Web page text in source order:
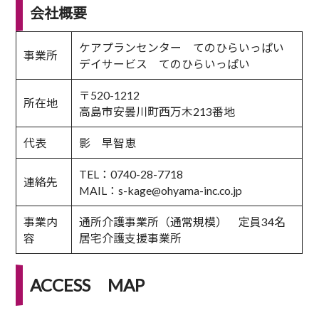
会社概要
事業所
ケアプランセンター てのひらいっぱい
デイサービス てのひらいっぱい
所在地
〒520-1212
高島市安曇川町西万木213番地
代表 影 早智恵
連絡先
TEL：0740-28-7718
MAIL：s-kage@ohyama-inc.co.jp
事業内
容
通所介護事業所（通常規模） 定員34名
居宅介護支援事業所
ACCESS MAP